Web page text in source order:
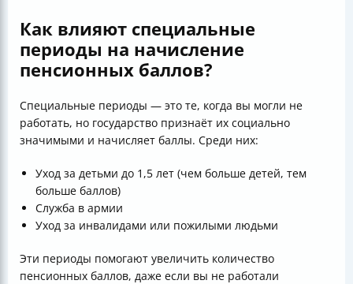
Как влияют специальные
периоды на начисление
пенсионных баллов?
Специальные периоды — это те, когда вы могли не
работать, но государство признаёт их социально
значимыми и начисляет баллы. Среди них:
Уход за детьми до 1,5 лет (чем больше детей, тем
больше баллов)
Служба в армии
Уход за инвалидами или пожилыми людьми
Эти периоды помогают увеличить количество
пенсионных баллов, даже если вы не работали